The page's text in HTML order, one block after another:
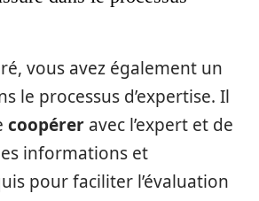
vous avez également un
le processus d’expertise. Il
coopérer avec l’expert et de
informations et
pour faciliter l’évaluation